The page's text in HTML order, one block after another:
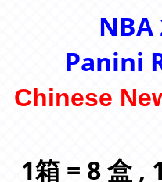
NBA
Panini
Chinese
1箱 = 8 盒 ,